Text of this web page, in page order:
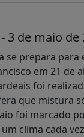
3 de maio de
se prepara para
em 21 de
foi
que mistura
foi marcado
clima cada